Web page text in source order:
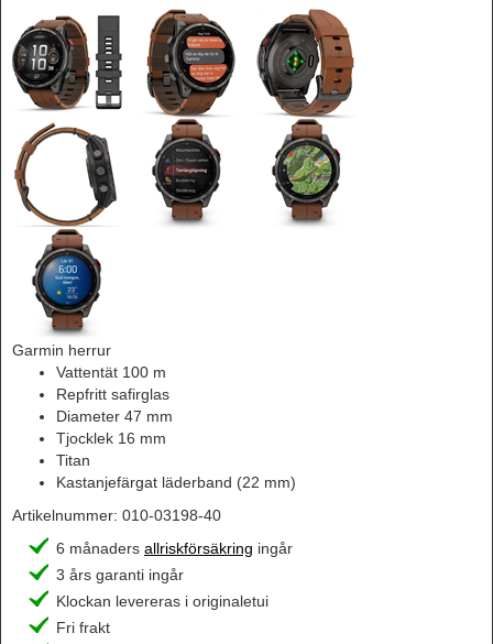
Garmin herrur
Vattentät 100 m
Repfritt safirglas
Diameter 47 mm
Tjocklek 16 mm
Titan
Kastanjefärgat läderband (22 mm)
Artikelnummer: 010-03198-40
6 månaders allriskförsäkring ingår
3 års garanti ingår
Klockan levereras i originaletui
Fri frakt